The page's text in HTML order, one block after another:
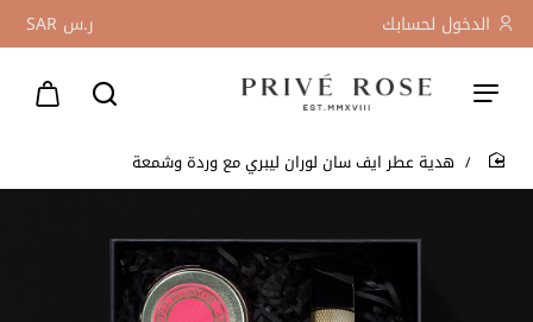
الدخول لحسابك ر.س SAR
home هدية عطر ايف سان لوران ليبري مع وردة وشمعة